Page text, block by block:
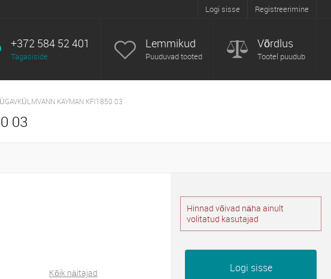
Logi sisse Registreerimine
+372 584 52 401
Tagasiside
Lemmikud
Puuduvad tooted
Võrdlus
Tootel puudub
KAYMAN KFI1850 03
03
Kõik näitajad
Hinnad võivad näha ainult
volitatud kasutajad
Logi sisse